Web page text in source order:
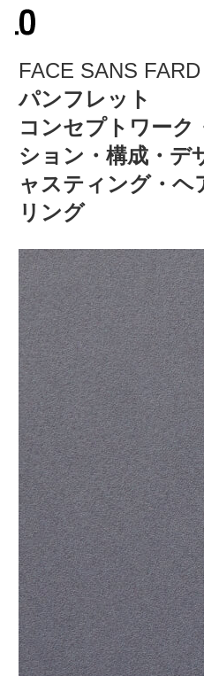
FACE SANS FARD
パンフレット
コンセプトワーク
ション・構成・デ
ャスティング・ヘ
リング